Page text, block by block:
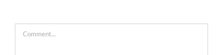
Comment